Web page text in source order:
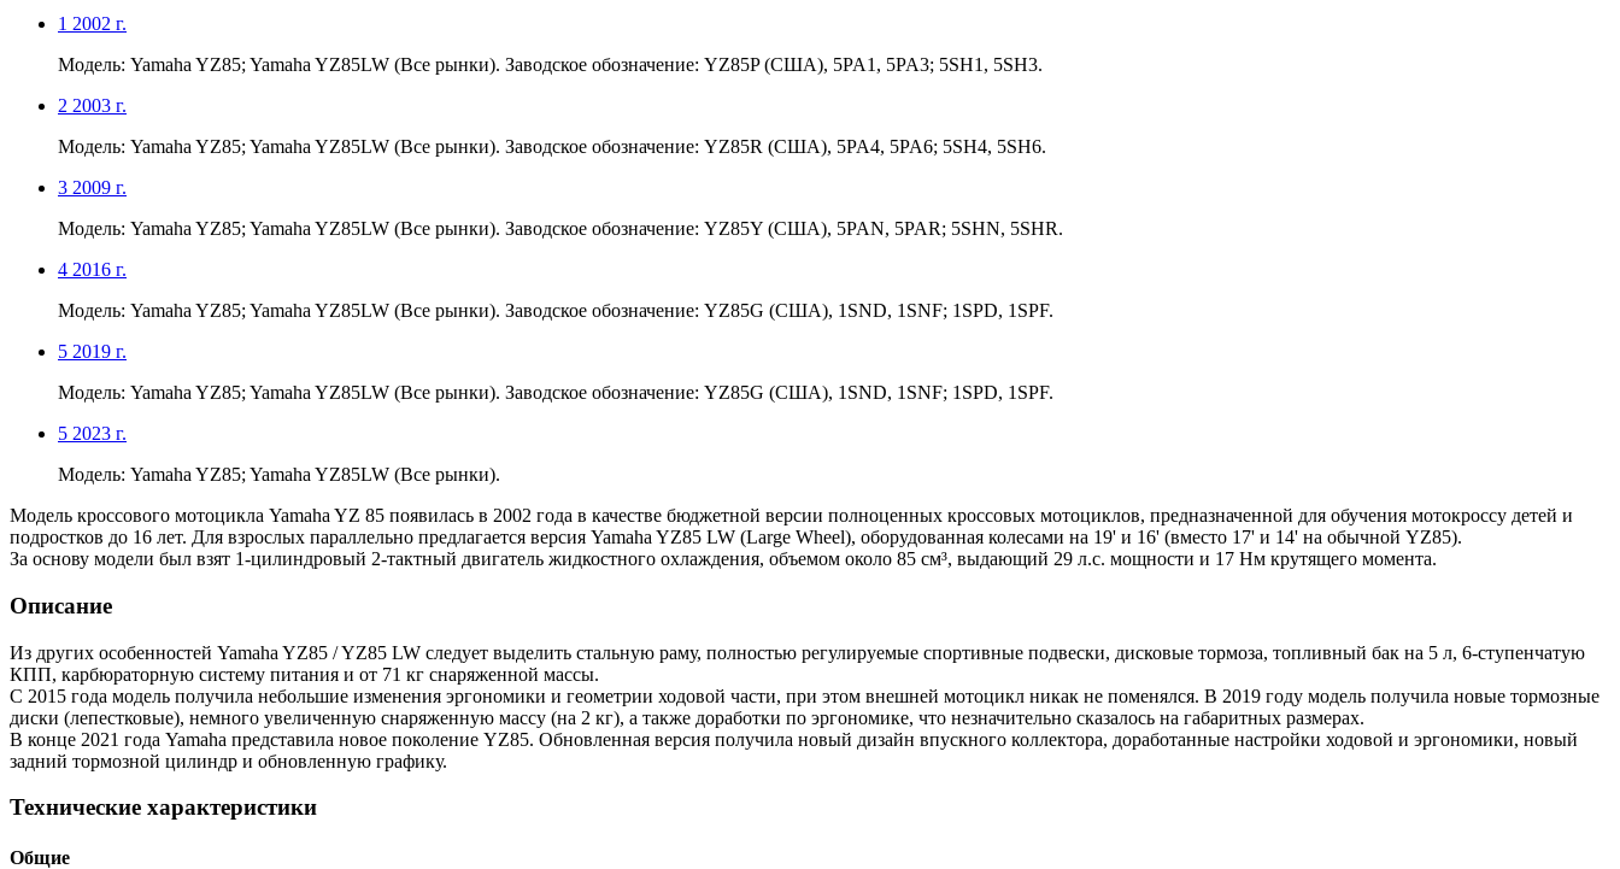
1 2002 г.
Модель: Yamaha YZ85; Yamaha YZ85LW (Все рынки). Заводское обозначение: YZ85P (США), 5PA1, 5PA3; 5SH1, 5SH3.
2 2003 г.
Модель: Yamaha YZ85; Yamaha YZ85LW (Все рынки). Заводское обозначение: YZ85R (США), 5PA4, 5PA6; 5SH4, 5SH6.
3 2009 г.
Модель: Yamaha YZ85; Yamaha YZ85LW (Все рынки). Заводское обозначение: YZ85Y (США), 5PAN, 5PAR; 5SHN, 5SHR.
4 2016 г.
Модель: Yamaha YZ85; Yamaha YZ85LW (Все рынки). Заводское обозначение: YZ85G (США), 1SND, 1SNF; 1SPD, 1SPF.
5 2019 г.
Модель: Yamaha YZ85; Yamaha YZ85LW (Все рынки). Заводское обозначение: YZ85G (США), 1SND, 1SNF; 1SPD, 1SPF.
5 2023 г.
Модель: Yamaha YZ85; Yamaha YZ85LW (Все рынки).
Модель кроссового мотоцикла Yamaha YZ 85 появилась в 2002 года в качестве бюджетной версии полноценных кроссовых мотоциклов, предназначенной для обучения мотокроссу детей и
подростков до 16 лет. Для взрослых параллельно предлагается версия Yamaha YZ85 LW (Large Wheel), оборудованная колесами на 19' и 16' (вместо 17' и 14' на обычной YZ85).
За основу модели был взят 1-цилиндровый 2-тактный двигатель жидкостного охлаждения, объемом около 85 см³, выдающий 29 л.с. мощности и 17 Нм крутящего момента.
Описание
Из других особенностей Yamaha YZ85 / YZ85 LW следует выделить стальную раму, полностью регулируемые спортивные подвески, дисковые тормоза, топливный бак на 5 л, 6-ступенчатую
КПП, карбюраторную систему питания и от 71 кг снаряженной массы.
С 2015 года модель получила небольшие изменения эргономики и геометрии ходовой части, при этом внешней мотоцикл никак не поменялся. В 2019 году модель получила новые тормозные
диски (лепестковые), немного увеличенную снаряженную массу (на 2 кг), а также доработки по эргономике, что незначительно сказалось на габаритных размерах.
В конце 2021 года Yamaha представила новое поколение YZ85. Обновленная версия получила новый дизайн впускного коллектора, доработанные настройки ходовой и эргономики, новый
задний тормозной цилиндр и обновленную графику.
Технические характеристики
Общие